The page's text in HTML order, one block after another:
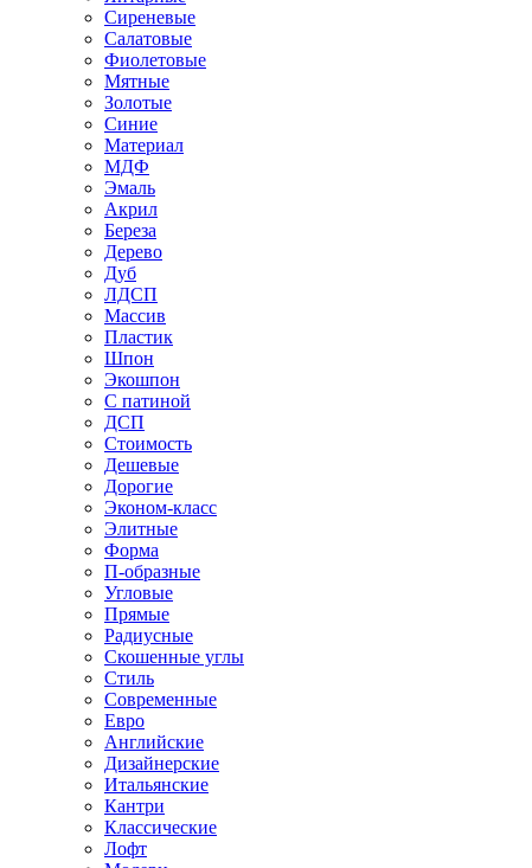
Сиреневые
Салатовые
Фиолетовые
Мятные
Золотые
Синие
Материал
МДФ
Эмаль
Акрил
Береза
Дерево
Дуб
ЛДСП
Массив
Пластик
Шпон
Экошпон
С патиной
ДСП
Стоимость
Дешевые
Дорогие
Эконом-класс
Элитные
Форма
П-образные
Угловые
Прямые
Радиусные
Скошенные углы
Стиль
Современные
Евро
Английские
Дизайнерские
Итальянские
Кантри
Классические
Лофт